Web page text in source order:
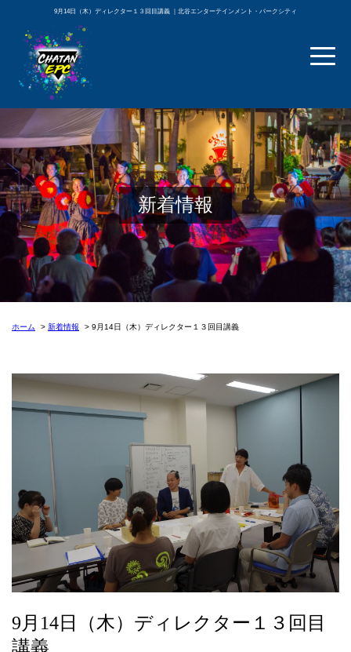
9月14日（木）ディレクター１３回目講義 ｜北谷エンターテインメント・パークシティ
新着情報
ホーム 新着情報 9月14日（木）ディレクター１３回目講義
9月14日（木）ディレクター１３回目
講義